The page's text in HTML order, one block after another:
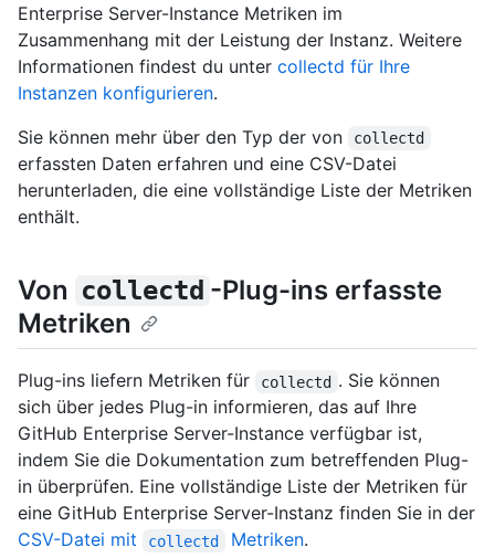
Enterprise Server-Instance Metriken im
Zusammenhang mit der Leistung der Instanz. Weitere
Informationen findest du unter collectd für Ihre
Instanzen konfigurieren.
Sie können mehr über den Typ der von
collectd
erfassten Daten erfahren und eine CSV-Datei
herunterladen, die eine vollständige Liste der Metriken
enthält.
Von collectd -Plug-ins erfasste
Metriken
Plug-ins liefern Metriken für collectd . Sie können
sich über jedes Plug-in informieren, das auf Ihre
GitHub Enterprise Server-Instance verfügbar ist,
indem Sie die Dokumentation zum betreffenden Plug-
in überprüfen. Eine vollständige Liste der Metriken für
eine GitHub Enterprise Server-Instanz finden Sie in der
CSV-Datei mit
collectd Metriken.